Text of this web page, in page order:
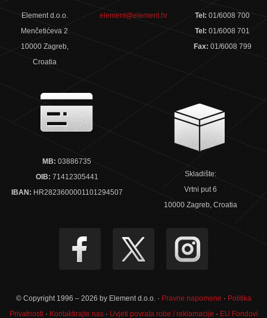
Element d.o.o.
Menčetićeva 2
10000 Zagreb,
Croatia
element@element.hr Tel:01/6008 700
Tel:01/6008 701
Fax: 01/6008 799
MB: 03886735
OIB: 71412305441
IBAN: HR2823600001101294507
Skladište:
Vrtni put 6
10000 Zagreb, Croatia
© Copyright 1996 – 2026 by Element d.o.o. · Pravne napomene · Politika
Privatnosti · Kontaktirajte nas· Uvjeti povrata robe / reklamacije · EU Fondovi